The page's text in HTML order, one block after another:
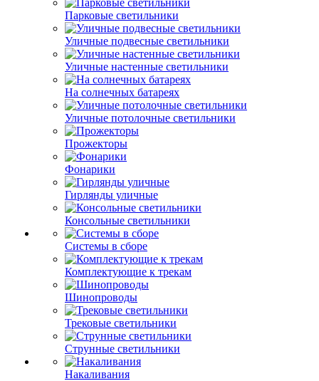
Парковые светильники
Уличные подвесные светильники
Уличные настенные светильники
На солнечных батареях
Уличные потолочные светильники
Прожекторы
Фонарики
Гирлянды уличные
Консольные светильники
Системы в сборе
Комплектующие к трекам
Шинопроводы
Трековые светильники
Струнные светильники
Накаливания